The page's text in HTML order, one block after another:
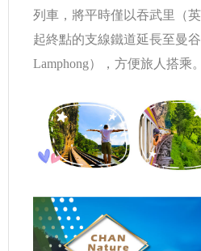
列車，將平時僅以吞武里（
起終點的支線鐵道延長至曼
Lamphong），方便旅人搭乘。